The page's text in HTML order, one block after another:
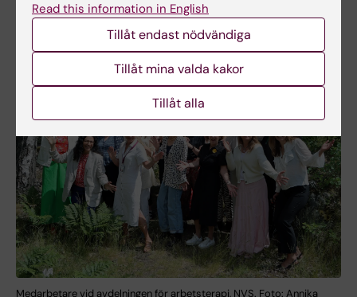
Medarbetare
Medarbetare vid avdelningen för arbetsterapi, NVS. Foto: Annika
Read this information in English
Tillåt endast nödvändiga
Tillåt mina valda kakor
Tillåt alla